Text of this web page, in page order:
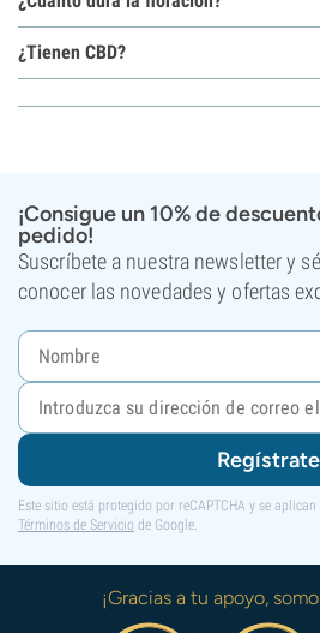
¿Tienen CBD?
¡Consigue un 10% de
pedido!
Suscríbete a nuestra newsletter y
conocer las novedades y ofertas
Regístrate
Este sitio está protegido por reCAPTCHA y se aplican
Términos de Servicio de Google.
¡Gracias a tu apoyo,